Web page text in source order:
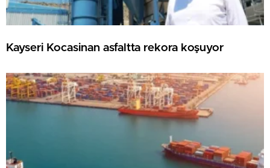
Kayseri Kocasinan asfaltta rekora koşuyor